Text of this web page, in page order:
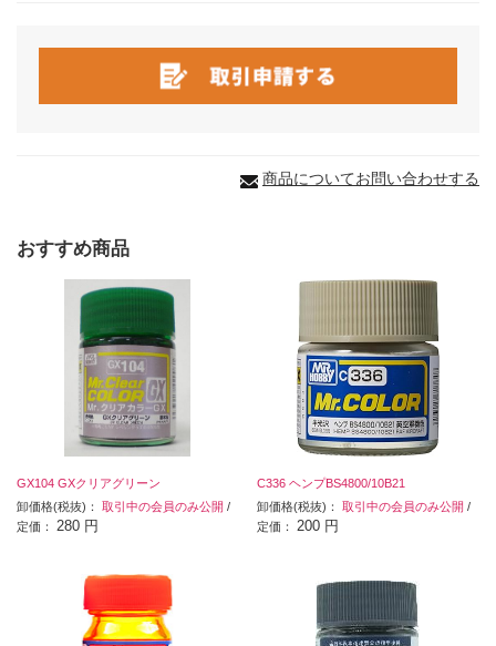
商品についてお問い合わせする
おすすめ商品
GX104 GXクリアグリーン
卸価格(税抜)： 取引中の会員のみ公開 /
定価： 280 円
C336 ヘンプBS4800/10B21
卸価格(税抜)：取引中の会員のみ公開 /
定価： 200 円